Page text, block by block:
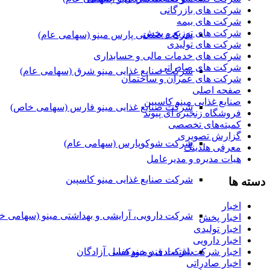
شرکت صنعتی پارس مینو (سهامی عام)
شرکت صنایع غذایی مینو شرق (سهامی عام)
شرکت صنایع غذایی مینو فارس (سهامی خاص)
شرکت شوکوپارس (سهامی عام)
شرکت صنایع غذایی مینو کاسپین
شرکت دارویی، آرایشی و بهداشتی مینو (سهامی
شرکت قند مینو فسا
شرکت های بازرگانی
شرکت های بیمه
شرکت های توزیع و پخش
شرکت های تولیدی
شرکت های خدمات مالی و حسابداری
شرکت های صادراتی
شرکت های عمران و ساختمان
صفحه اصلی
صنایع غذایی مینو کاسپین
فروشگاه زنجیره ای پیوند
کمیته‌های تخصصی
گزارش تصویری
معرفی هلدینگ
هیات مدیره و مدیرعامل
دسته ها
اخبار
اخبار پخش
اخبار تولیدی
اخبار دارویی
اخبار شرکت اقتصادی و خودکفایی آزادگان
اخبار صادراتی